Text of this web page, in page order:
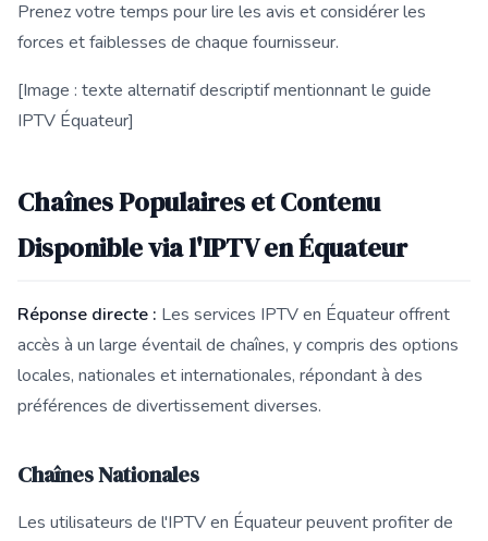
Prenez votre temps pour lire les avis et considérer les
forces et faiblesses de chaque fournisseur.
[Image : texte alternatif descriptif mentionnant le guide
IPTV Équateur]
Chaînes Populaires et Contenu
Disponible via l'IPTV en Équateur
Réponse directe : Les services IPTV en Équateur offrent
accès à un large éventail de chaînes, y compris des options
locales, nationales et internationales, répondant à des
préférences de divertissement diverses.
Chaînes Nationales
Les utilisateurs de l'IPTV en Équateur peuvent profiter de